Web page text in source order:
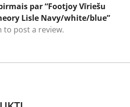
par “Footjoy Vīriešu
Lisle Navy/white/blue”
to post a review.